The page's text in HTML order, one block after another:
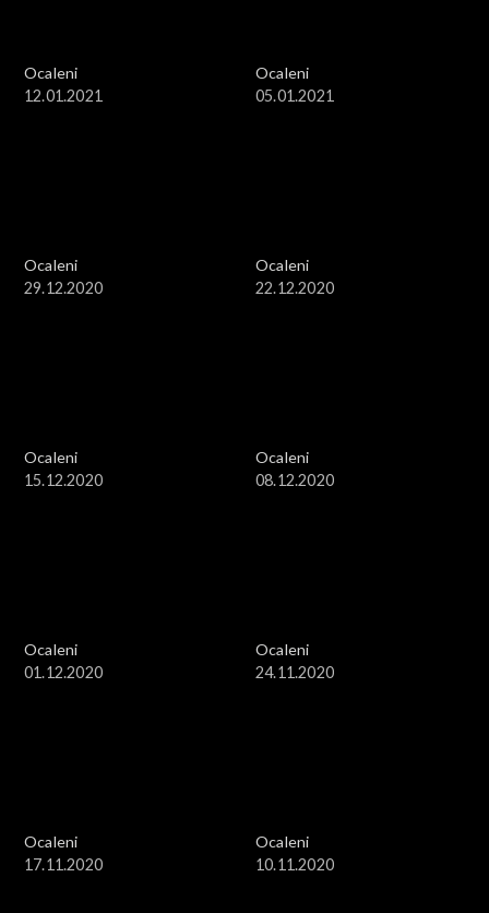
Ocaleni
12.01.2021
Ocaleni
05.01.2021
Ocaleni
29.12.2020
Ocaleni
22.12.2020
Ocaleni
15.12.2020
Ocaleni
08.12.2020
Ocaleni
01.12.2020
Ocaleni
24.11.2020
Ocaleni
17.11.2020
Ocaleni
10.11.2020